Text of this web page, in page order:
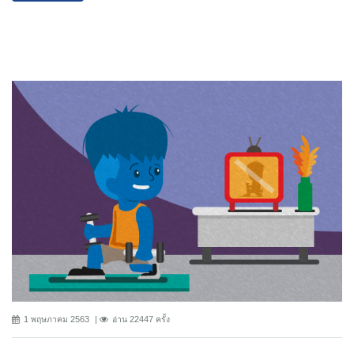
1 พฤษภาคม 2563 อ่าน 22447 ครั้ง